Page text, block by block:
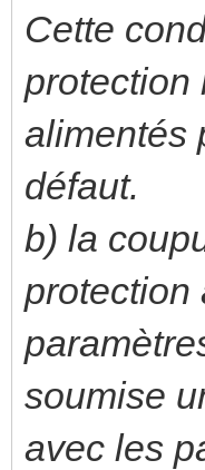
Cette
protection
alimentés
défaut.
b) la
protection
soumise
avec les